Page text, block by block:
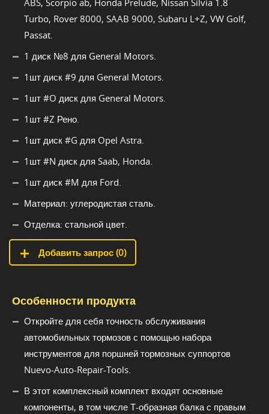
ABS, Scorpio ab, Honda Prelude, Nissan Silvia 1.8
Turbo, Rover 8000, SAAB 9000, Subaru L+Z, VW Golf,
Passat.
1 диск №8 для General Motors.
1шт диск #9 для General Motors.
1шт #O диск для General Motors.
1шт #Z Рено.
1шт диск #G для Opel Astra.
1шт #N диск для Saab, Honda.
1шт диск #M для Ford.
Материал: углеродистая сталь.
Отделка: стальной цвет.
Добавить запрос (0)
Особенности продукта
Откройте для себя точность обслуживания
автомобильных тормозов с помощью набора
инструментов для поршней тормозных суппортов
Nuevo-Auto-Repair-Tools.
В этот комплексный комплект входят основные
компоненты, в том числе Т-образная балка с правым